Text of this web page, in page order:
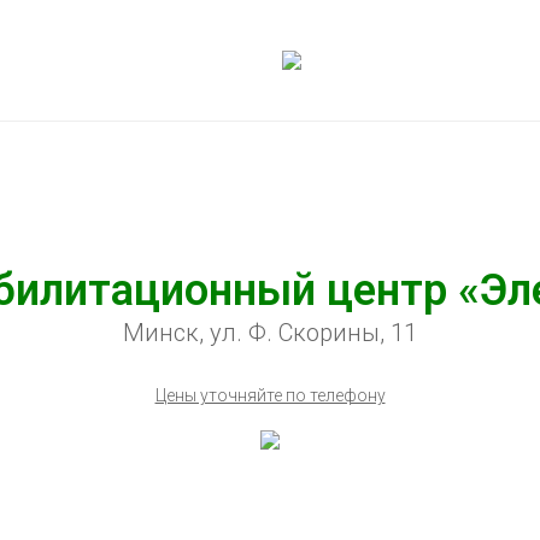
центр
Минск, ул. Ф. Скорины, 11
Цены уточняйте по телефону